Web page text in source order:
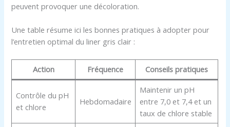
peuvent provoquer une décoloration.
Une table résume ici les bonnes pratiques à adopter pour
l’entretien optimal du liner gris clair :
Action Fréquence Conseils pratiques
Contrôle du pH
et chlore
Hebdomadaire
Maintenir un pH
entre 7,0 et 7,4 et un
taux de chlore stable